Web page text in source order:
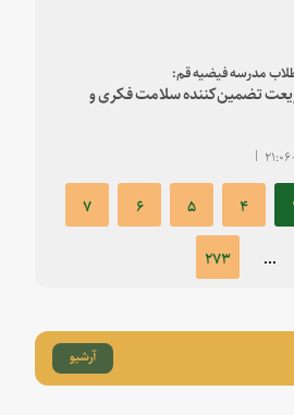
مدرسه فیضیه قم:
تضمین‌کننده سلامت فکری و
۴ ۵ ۶
۷
...
۲۷۳
آرشیو